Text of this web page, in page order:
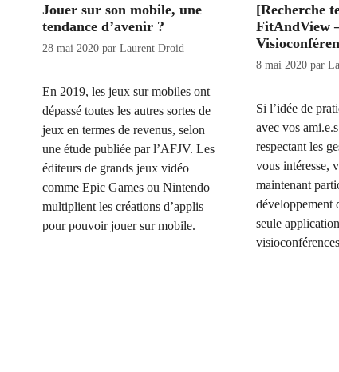
Jouer sur son mobile, une
tendance d’avenir ?
28 mai 2020 par Laurent Droid
En 2019, les jeux sur mobiles ont
dépassé toutes les autres sortes de
jeux en termes de revenus, selon
une étude publiée par l’AFJV. Les
éditeurs de grands jeux vidéo
comme Epic Games ou Nintendo
multiplient les créations d’applis
pour pouvoir jouer sur mobile.
[Recherche
FitAndView
8 mai 2020 par
Si l’idée de
avec vos
respectant les
vous intéresse,
maintenant
développement
seule